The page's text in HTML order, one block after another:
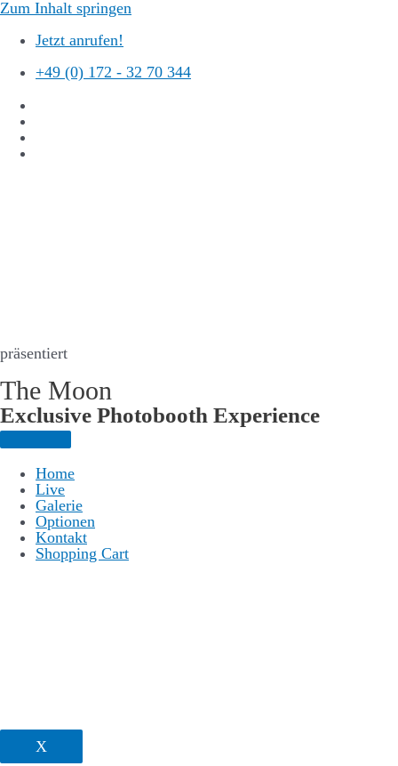
Zum Inhalt springen
Jetzt anrufen!
+49 (0) 172 - 32 70 344
präsentiert
The Moon
Exclusive Photo­booth Experience
Home
Live
Galerie
Optionen
Kontakt
Shopping Cart
X